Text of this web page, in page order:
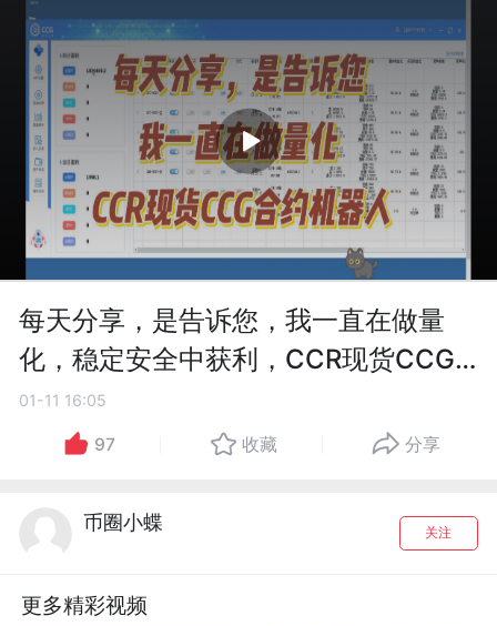
每天分享，是告诉您，我一直在做量
化，稳定安全中获利，CCR现货CCG
合约机器人
01-11 16:05
97 收藏 分享
币圈小蝶 关注
更多精彩视频